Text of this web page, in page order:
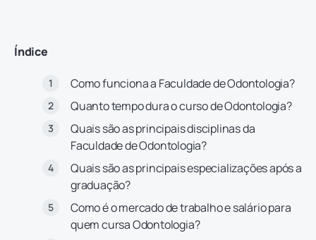
Índice
Como funciona a Faculdade de Odontologia?
Quanto tempo dura o curso de Odontologia?
Quais são as principais disciplinas da
Faculdade de Odontologia?
Quais são as principais especializações após a
graduação?
Como é o mercado de trabalho e salário para
quem cursa Odontologia?